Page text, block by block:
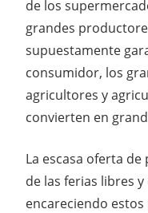
de los
grandes
supuestamente
consumidor, los
agricultores y
convierten en
La escasa oferta
de las ferias libres
encareciendo